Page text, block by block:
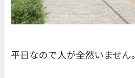
平日なので人が全然いません。